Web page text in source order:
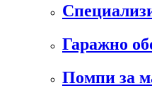
Гаражно
Помпи за